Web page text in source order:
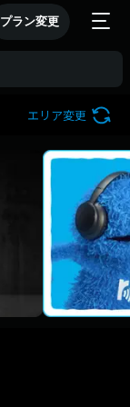
プラン変更
エリア変更